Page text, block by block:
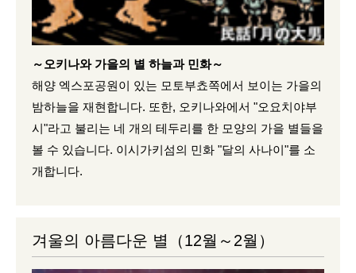
～오키나와 가을의 별 하늘과 민화～
해양 엑스포공원이 있는 모토부쵸쪽에서 보이는 가을의
밤하늘을 재현합니다. 또한, 오키나와에서 "오요치야부
시"라고 불리는 네 개의 테두리를 한 모양의 가을 별들을
볼 수 있습니다. 이시가키섬의 민화 "달의 사나이"를 소
개합니다.
겨울의 아름다운 별（12월～2월）